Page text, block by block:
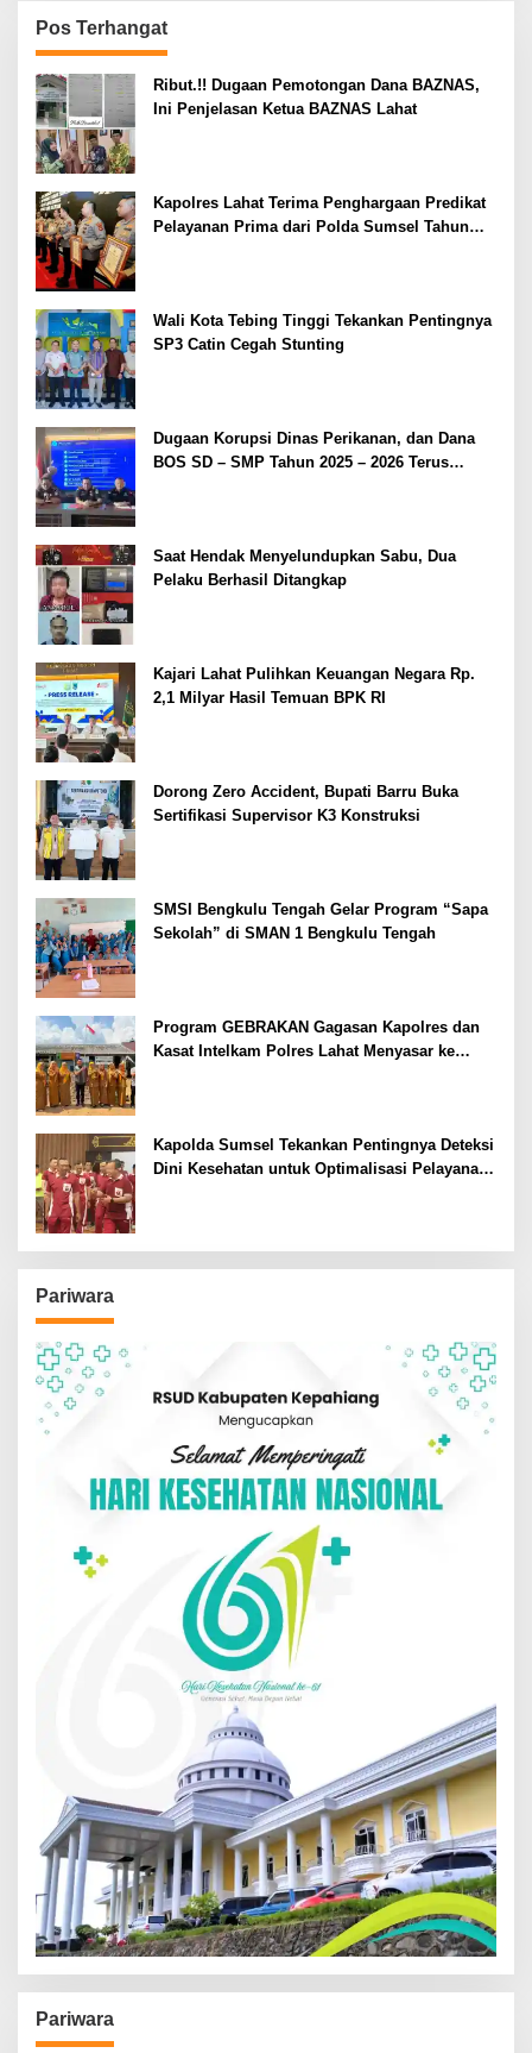
Pos Terhangat
Ribut.!! Dugaan Pemotongan Dana BAZNAS,
Ini Penjelasan Ketua BAZNAS Lahat
Kapolres Lahat Terima Penghargaan Predikat
Pelayanan Prima dari Polda Sumsel Tahun
Wali Kota Tebing Tinggi Tekankan Pentingnya
SP3 Catin Cegah Stunting
Dugaan Korupsi Dinas Perikanan, dan Dana
BOS SD – SMP Tahun 2025 – 2026 Terus
Saat Hendak Menyelundupkan Sabu, Dua
Pelaku Berhasil Ditangkap
Kajari Lahat Pulihkan Keuangan Negara Rp.
2,1 Milyar Hasil Temuan BPK RI
Dorong Zero Accident, Bupati Barru Buka
Sertifikasi Supervisor K3 Konstruksi
SMSI Bengkulu Tengah Gelar Program “Sapa
Sekolah” di SMAN 1 Bengkulu Tengah
Program GEBRAKAN Gagasan Kapolres dan
Kasat Intelkam Polres Lahat Menyasar ke
Kapolda Sumsel Tekankan Pentingnya Deteksi
Dini Kesehatan untuk Optimalisasi Pelayanan
Pariwara
Pariwara